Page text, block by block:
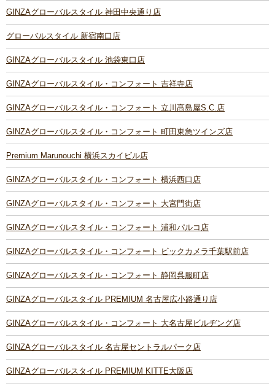
GINZAグローバルスタイル 神田中央通り店
グローバルスタイル 新宿南口店
GINZAグローバルスタイル 池袋東口店
GINZAグローバルスタイル・コンフォート 吉祥寺店
GINZAグローバルスタイル・コンフォート 立川髙島屋S.C.店
GINZAグローバルスタイル・コンフォート 町田東急ツインズ店
Premium Marunouchi 横浜スカイビル店
GINZAグローバルスタイル・コンフォート 横浜西口店
GINZAグローバルスタイル・コンフォート 大宮門街店
GINZAグローバルスタイル・コンフォート 浦和パルコ店
GINZAグローバルスタイル・コンフォート ビックカメラ千葉駅前店
GINZAグローバルスタイル・コンフォート 静岡呉服町店
GINZAグローバルスタイル PREMIUM 名古屋広小路通り店
GINZAグローバルスタイル・コンフォート 大名古屋ビルヂング店
GINZAグローバルスタイル 名古屋セントラルパーク店
GINZAグローバルスタイル PREMIUM KITTE大阪店